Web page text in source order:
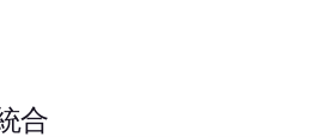
合